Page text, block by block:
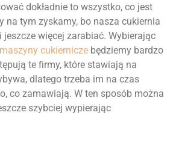
dokładnie to wszystko, co jest
na tym zyskamy, bo nasza cukiernia
więcej zarabiać. Wybierając
maszyny cukiernicze będziemy bardzo
te firmy, które stawiają na
dlatego trzeba im na czas
co zamawiają. W ten sposób można
szybciej wypierając